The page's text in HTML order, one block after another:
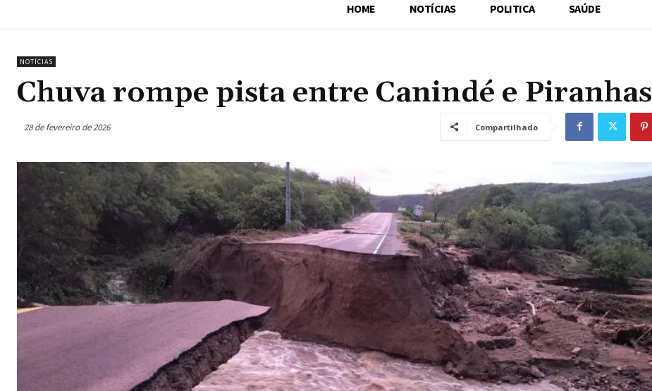
HOME NOTÍCIAS POLITICA SAÚDE
NOTÍCIAS
Chuva rompe pista entre Canindé e Piranhas
28 de fevereiro de 2026 Compartilhado